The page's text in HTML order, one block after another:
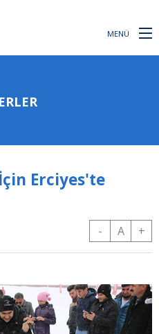
MENÜ
Erciyes'te
- A +